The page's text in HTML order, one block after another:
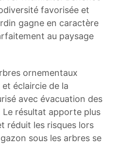
favorisée et
gagne en caractère
au paysage
ornementaux
éclaircie de la
avec évacuation des
résultat apporte plus
réduit les risques lors
sous les arbres se